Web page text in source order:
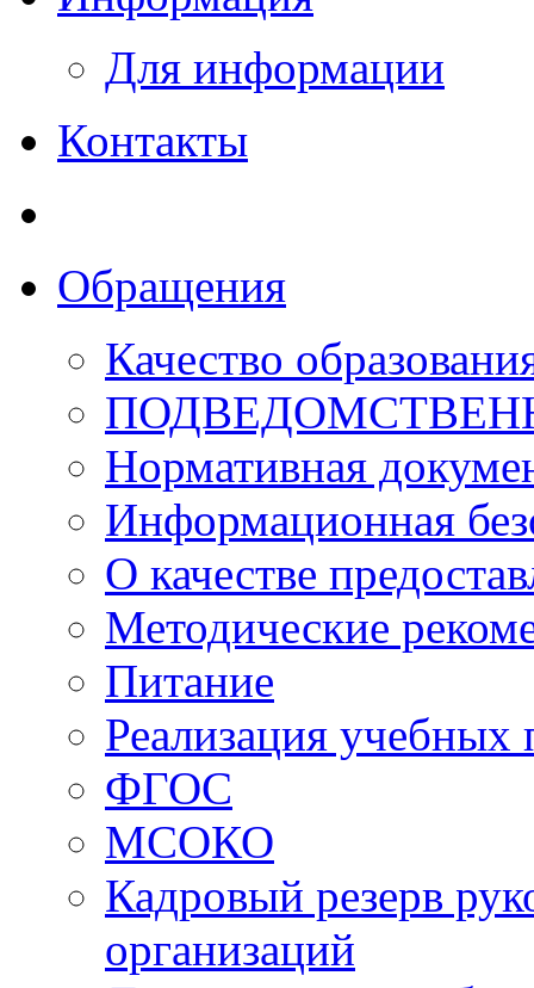
Для информации
Контакты
Обращения
Качество
Нормативная
Информационная
О качестве
Методические
Питание
Реализация
ФГОС
МСОКО
Кадровый резерв
организаций